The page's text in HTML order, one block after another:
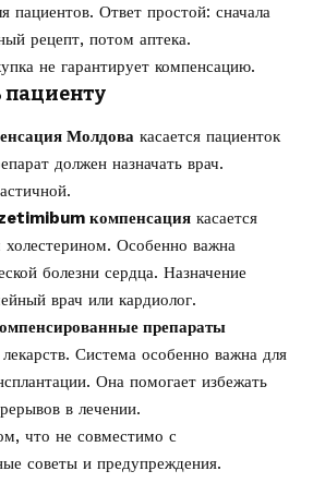
пациентов. Ответ простой: сначала
рецепт, потом аптека.
не гарантирует компенсацию.
пациенту
Молдова касается пациенток
должен назначать врач.
компенсация касается
Особенно важна
болезни сердца. Назначение
врач или кардиолог.
препараты
Система особенно важна для
Она помогает избежать
в лечении.
что не совместимо с
советы и предупреждения.